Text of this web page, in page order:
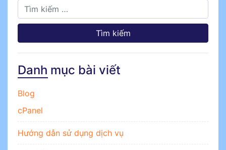
Tìm kiếm cho:
Danh mục bài viết
Blog
cPanel
Hướng dẫn sử dụng dịch vụ